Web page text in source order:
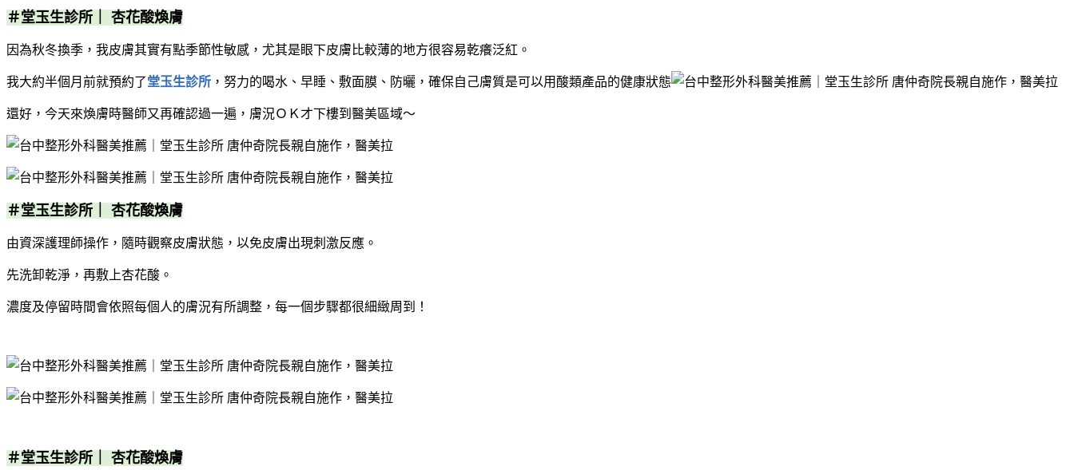
＃堂玉生診所｜ 杏花酸煥膚
因為秋冬換季，我皮膚其實有點季節性敏感，尤其是眼下皮膚比較薄的地方很容易乾癢泛紅。
我大約半個月前就預約了堂玉生診所 ，努力的喝水、早睡、敷面膜、防曬，確保自己膚質是可以用酸類產品的健康狀態
還好，今天來煥膚時醫師又再確認過一遍，膚況ＯＫ才下樓到醫美區域～
＃堂玉生診所｜ 杏花酸煥膚
由資深護理師操作，隨時觀察皮膚狀態，以免皮膚出現刺激反應。
先洗卸乾淨，再敷上杏花酸。
濃度及停留時間會依照每個人的膚況有所調整，每一個步驟都很細緻周到！
＃堂玉生診所｜ 杏花酸煥膚